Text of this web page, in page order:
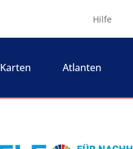
Hilfe
Karten Atlanten